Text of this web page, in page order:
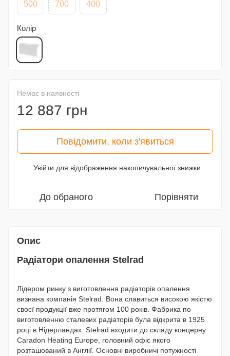
500 700 400
Колір
Немає в наявності
12 887 грн
Повідомити, коли з'явиться
Увійти для відображення накопичувальної знижки
До обраного Порівняти
Опис
Радіатори опалення Stelrad
Лідером ринку з виготовлення радіаторів опалення
визнана компанія Stelrad. Вона славиться високою якістю
своєї продукції вже протягом 100 років. Фабрика по
виготовленню сталевих радіаторів була відкрита в 1925
році в Нідерландах. Stelrad входити до складу концерну
Caradon Heating Europe, головний офіс якого
розташований в Англії. Основні виробничі потужності